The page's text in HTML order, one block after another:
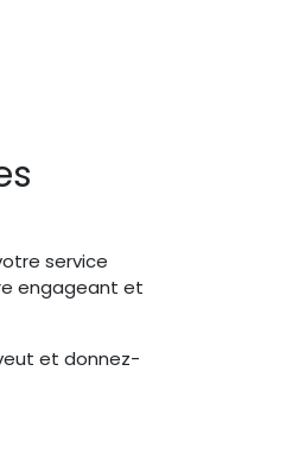
service
engageant et
et donnez-